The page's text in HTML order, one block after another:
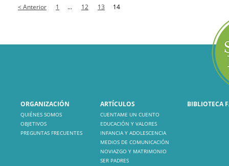
< Anterior 1 ... 12 13 14
ORGANIZACIÓN
QUIÉNES SOMOS
OBJETIVOS
PREGUNTAS FRECUENTES
ARTÍCULOS
CUENTAME UN CUENTO
EDUCACIÓN Y VALORES
INFANCIA Y ADOLESCENCIA
MEDIOS DE COMUNICACIÓN
NOVIAZGO Y MATRIMONIO
SER PADRES
BIBLIOTECA